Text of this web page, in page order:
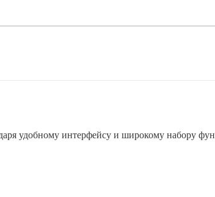
удобному интерфейсу и широкому набору